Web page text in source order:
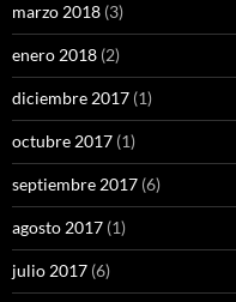
marzo 2018 (3)
enero 2018 (2)
diciembre 2017 (1)
octubre 2017 (1)
septiembre 2017 (6)
agosto 2017 (1)
julio 2017 (6)